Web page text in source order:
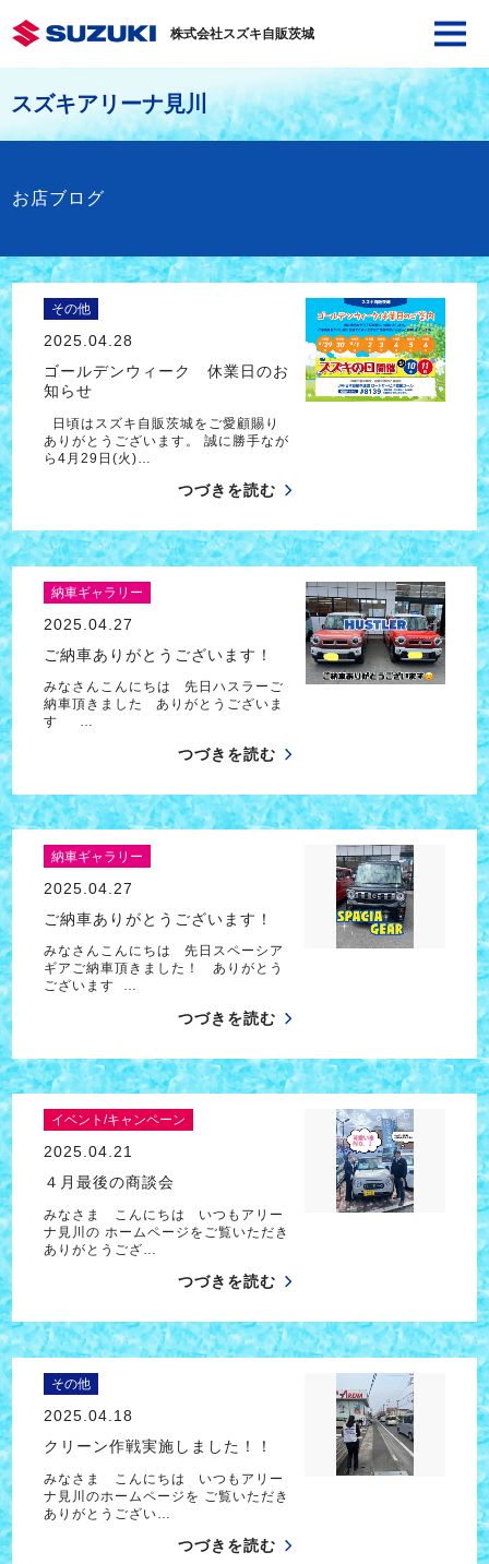
株式会社スズキ自販茨城
スズキアリーナ見川
お店ブログ
その他
2025.04.28
ゴールデンウィーク 休業日のお
知らせ
日頃はスズキ自販茨城をご愛顧賜り
ありがとうございます。 誠に勝手なが
ら4月29日(火)…
つづきを読む
納車ギャラリー
2025.04.27
ご納車ありがとうございます！
みなさんこんにちは 先日ハスラーご
納車頂きました ありがとうございま
す …
つづきを読む
納車ギャラリー
2025.04.27
ご納車ありがとうございます！
みなさんこんにちは 先日スペーシア
ギアご納車頂きました！ ありがとう
ございます …
つづきを読む
イベント/キャンペーン
2025.04.21
４月最後の商談会
みなさま こんにちは いつもアリー
ナ見川の ホームページをご覧いただき
ありがとうござ…
つづきを読む
その他
2025.04.18
クリーン作戦実施しました！！
みなさま こんにちは いつもアリー
ナ見川のホームページを ご覧いただき
ありがとうござい…
つづきを読む